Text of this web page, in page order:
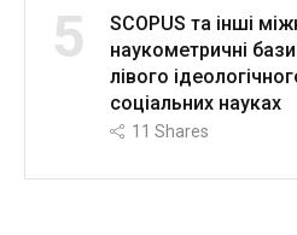
5
SCOPUS та інші
наукометричні
лівого
соціальних науках
11 Shares